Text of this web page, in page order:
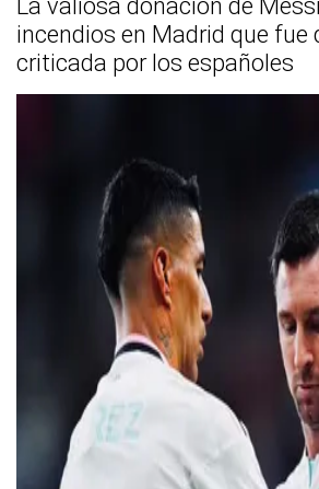
La valiosa donación de
incendios en Madrid que fue
criticada por los españoles